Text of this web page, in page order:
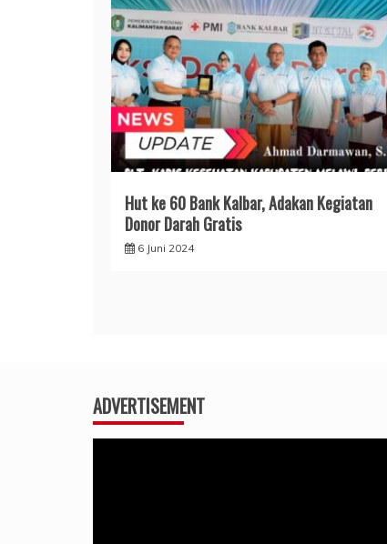
Hut ke 60 Bank Kalbar, Adakan Kegiatan
Donor Darah Gratis
6 Juni 2024
ADVERTISEMENT